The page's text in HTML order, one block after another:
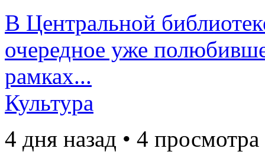
В Центральной
очередное уже
рамках...
Культура
4 дня назад • 4 просмотра